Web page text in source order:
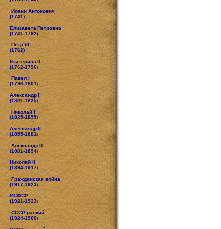
Иоанн Антонович
(1741)
Елизавета Петровна
(1741-1762)
Петр III
(1762)
Екатерина II
(1762-1796)
Павел I
(1796-1801)
Александр I
(1801-1825)
Николай I
(1825-1855)
Александр II
(1855-1881)
Александр III
(1881-1894)
Николай II
(1894-1917)
Гражданская война
(1917-1923)
РСФСР
(1921-1923)
СССР ранний
(1924-1960)